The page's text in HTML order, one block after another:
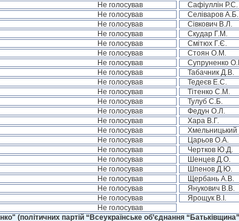
Не голосував Сафіуллін Р.С.
Не голосував Селіваров А.Б.
Не голосував Сівкович В.Л.
Не голосував Скудар Г.М.
Не голосував Смітюх Г.Є.
Не голосував Стоян О.М.
Не голосував Супруненко
Не голосував Табачник Д.В.
Не голосував Тедеєв Е.С.
Не голосував Тітенко С.М.
Не голосував Тулуб С.Б.
Не голосував Федун О.Л.
Не голосував Хара В.Г.
Не голосував Хмельницький
Не голосував Царьов О.А.
Не голосував Чертков Ю.Д.
Не голосував Шенцев Д.О.
Не голосував Шпенов Д.Ю.
Не голосував Щербань А.В.
Не голосував Янукович В.В.
Не голосував Ярощук В.І.
Не голосував
(політичних партій “Всеукраїнське об’єднання